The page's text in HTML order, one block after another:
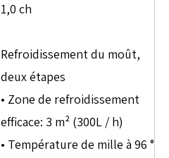
1,0 ch
Refroidissement du moût,
deux étapes
• Zone de refroidissement
efficace: 3 m² (300L / h)
• Température de mille à 96 °